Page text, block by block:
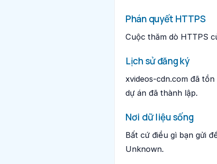
Phán quyết HTTPS
Cuộc thăm dò HTTPS
Lịch sử đăng ký
xvideos-cdn.com đã
dự án đã thành lập.
Nơi dữ liệu sống
Bất cứ điều gì bạn gửi
Unknown.